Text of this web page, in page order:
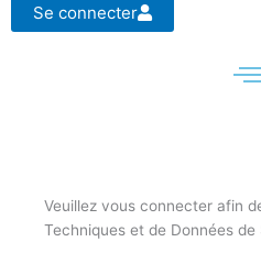
Se connecter
Veuillez vous connecter afin
Techniques et de Données de